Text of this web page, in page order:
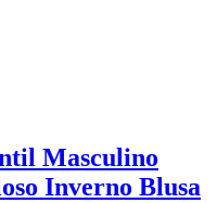
Masculino
Inverno Blusa